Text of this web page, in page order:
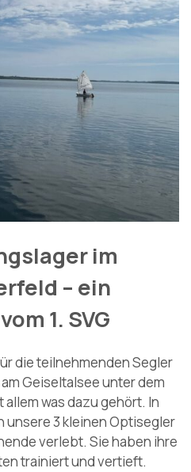
im
– ein
1. SVG
die teilnehmenden Segler
Geiseltalsee unter dem
was dazu gehört. In
unsere 3 kleinen Optisegler
verlebt. Sie haben ihre
trainiert und vertieft.